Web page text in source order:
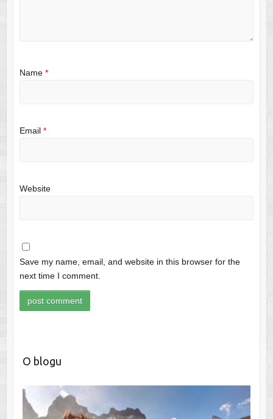
Name *
Email *
Website
Save my name, email, and website in this browser for the
next time I comment.
O blogu